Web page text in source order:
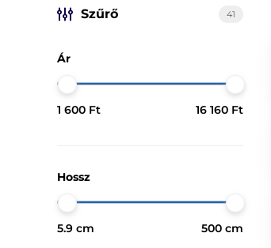
Szűrő 41
Ár
1 600 Ft 16 160 Ft
Hossz
5.9 cm 500 cm